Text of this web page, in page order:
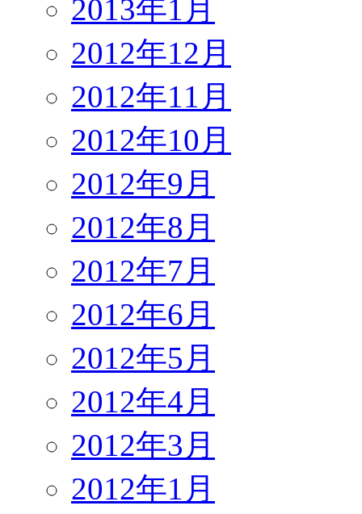
2013年1月
2012年12月
2012年11月
2012年10月
2012年9月
2012年8月
2012年7月
2012年6月
2012年5月
2012年4月
2012年3月
2012年1月